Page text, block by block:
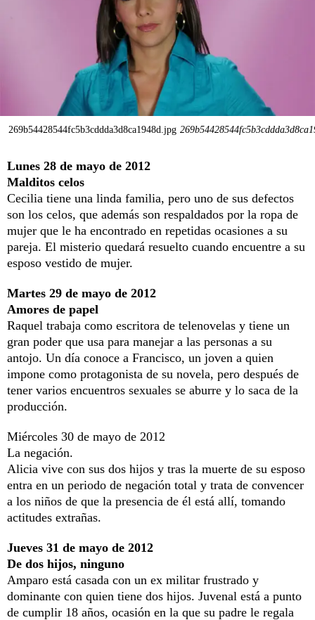
269b54428544fc5b3cddda3d8ca1948d.jpg
Lunes 28 de mayo de 2012
Malditos celos
Cecilia tiene una linda familia, pero uno de sus defectos
son los celos, que además son respaldados por la ropa de
mujer que le ha encontrado en repetidas ocasiones a su
pareja. El misterio quedará resuelto cuando encuentre a su
esposo vestido de mujer.
Martes 29 de mayo de 2012
Amores de papel
Raquel trabaja como escritora de telenovelas y tiene un
gran poder que usa para manejar a las personas a su
antojo. Un día conoce a Francisco, un joven a quien
impone como protagonista de su novela, pero después de
tener varios encuentros sexuales se aburre y lo saca de la
producción.
Miércoles 30 de mayo de 2012
La negación.
Alicia vive con sus dos hijos y tras la muerte de su esposo
entra en un periodo de negación total y trata de convencer
a los niños de que la presencia de él está allí, tomando
actitudes extrañas.
Jueves 31 de mayo de 2012
De dos hijos, ninguno
Amparo está casada con un ex militar frustrado y
dominante con quien tiene dos hijos. Juvenal está a punto
de cumplir 18 años, ocasión en la que su padre le regala